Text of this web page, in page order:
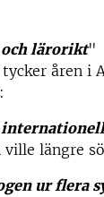
lärorikt"
åren i
ville längre
ur flera